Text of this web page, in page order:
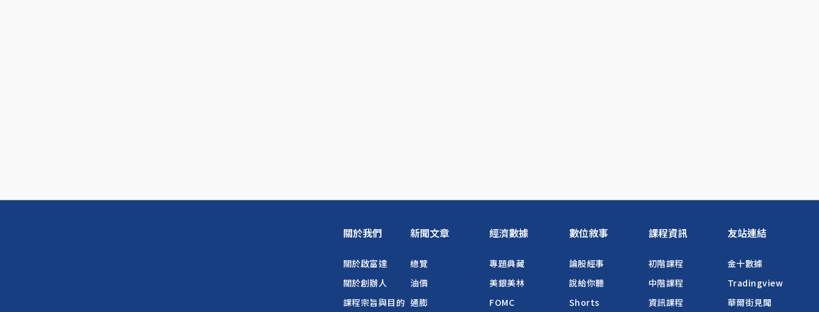
關於我們
關於啟富達
關於創辦人
課程宗旨與目的
新聞文章
總覽
油價
通膨
經濟數據
專題典藏
美銀美林
FOMC
數位敘事
論股經事
說給你聽
Shorts
課程資訊
初階課程
中階課程
資訊課程
友站連結
金十數據
Tradingview
華爾街見聞